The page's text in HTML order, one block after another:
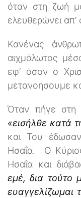
όταν στη ζωή
ελευθερώνει
Κανένας
αιχμάλωτος
εφ’ όσον ο
μετανοήσουμε
Όταν πήγε στη
«εισήλθε κατά
και Του
Ησαΐα. Ο
Ησαΐα και
εμέ, δια τούτο
ευαγγελίζωμαι